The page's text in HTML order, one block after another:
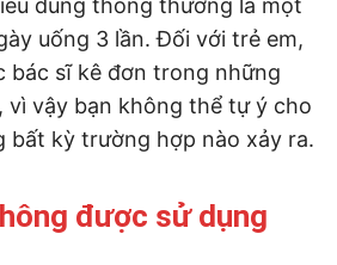
uống 3 lần. Đối với trẻ em,
bác sĩ kê đơn trong những
vậy bạn không thể tự ý cho
bất kỳ trường hợp nào xảy ra.
được sử dụng